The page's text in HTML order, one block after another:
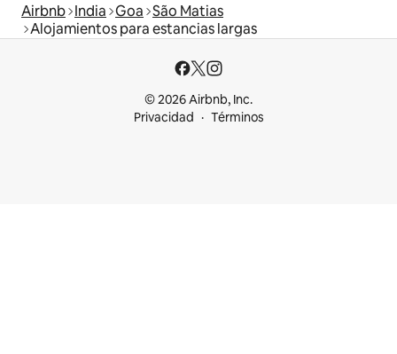
Airbnb India Goa São Matias
Alojamientos para estancias largas
© 2026 Airbnb, Inc.
Privacidad
Términos